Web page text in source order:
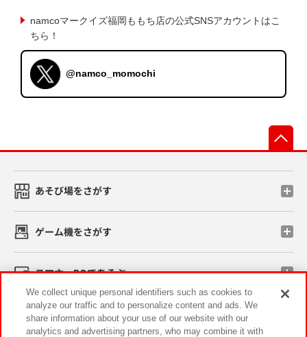
namcoマークイズ福岡ももち店の公式SNSアカウントはこ
ちら！
@namco_momochi
あそび場をさがす
ゲーム機をさがす
スマホ・PCであそぶ
イベント・キャンペーン
We collect unique personal identifiers such as cookies to
analyze our traffic and to personalize content and ads. We
share information about your use of our website with our
analytics and advertising partners, who may combine it with